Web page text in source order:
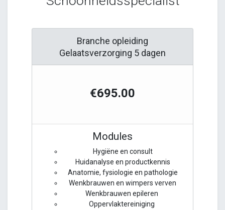
Branche opleiding
Gelaatsverzorging 5 dagen
€695.00
Modules
Hygiëne en consult
Huidanalyse en productkennis
Anatomie, fysiologie en pathologie
Wenkbrauwen en wimpers verven
Wenkbrauwen epileren
Oppervlaktereiniging